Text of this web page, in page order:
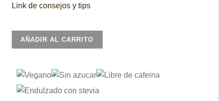
Link de consejos y tips
Aminoácidos
PIÑA
362Gr
cantidad
AÑADIR AL CARRITO